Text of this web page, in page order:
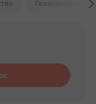
Психология и